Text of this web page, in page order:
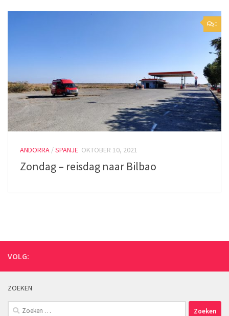
0
ANDORRA /SPANJE OKTOBER 10, 2021
Zondag – reisdag naar Bilbao
VOLG:
ZOEKEN
Zoeken